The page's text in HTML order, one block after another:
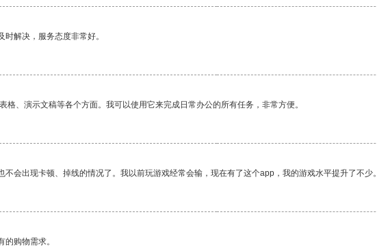
解决，服务态度非常好。
格、演示文稿等各个方面。我可以使用它来完成日常办公的所有任务，非常方便。
会出现卡顿、掉线的情况了。我以前玩游戏经常会输，现在有了这个app，我的游戏水平提升了不少。
购物需求。